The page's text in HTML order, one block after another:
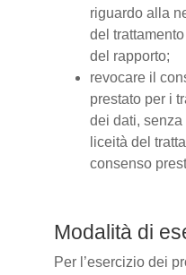
riguardo alla
del
del rapporto;
revocare il
prestato per i
dei dati,
liceità del
consenso
Modalità di
Per l’esercizio dei